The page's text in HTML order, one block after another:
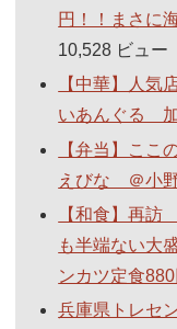
円！！まさに
10,528 ビュー
【中華】人
いあんぐる 加
【弁当】ここ
えびな ＠小野
【和食】再
も半端ない大
ンカツ定食880
兵庫県トレセ